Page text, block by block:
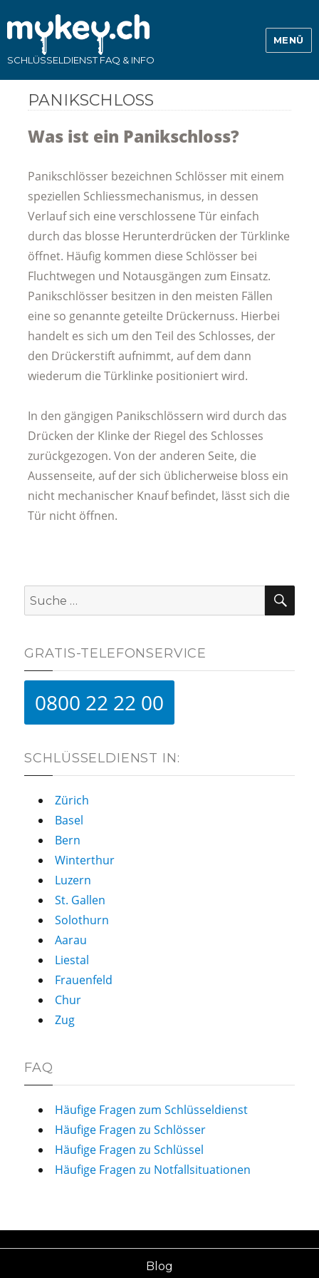
SCHLÜSSELDIENST FAQ & INFO
MENÜ
PANIKSCHLOSS
Was ist ein Panikschloss?
Panikschlösser bezeichnen Schlösser mit einem
speziellen Schliessmechanismus, in dessen
Verlauf sich eine verschlossene Tür einfach
durch das blosse Herunterdrücken der Türklinke
öffnet. Häufig kommen diese Schlösser bei
Fluchtwegen und Notausgängen zum Einsatz.
Panikschlösser besitzen in den meisten Fällen
eine so genannte geteilte Drückernuss. Hierbei
handelt es sich um den Teil des Schlosses, der
den Drückerstift aufnimmt, auf dem dann
wiederum die Türklinke positioniert wird.
In den gängigen Panikschlössern wird durch das
Drücken der Klinke der Riegel des Schlosses
zurückgezogen. Von der anderen Seite, die
Aussenseite, auf der sich üblicherweise bloss ein
nicht mechanischer Knauf befindet, lässt sich die
Tür nicht öffnen.
Suche
nach:
GRATIS-TELEFONSERVICE
0800 22 22 00
SCHLÜSSELDIENST IN:
Zürich
Basel
Bern
Winterthur
Luzern
St. Gallen
Solothurn
Aarau
Liestal
Frauenfeld
Chur
Zug
FAQ
Häufige Fragen zum Schlüsseldienst
Häufige Fragen zu Schlösser
Häufige Fragen zu Schlüssel
Häufige Fragen zu Notfallsituationen
Blog